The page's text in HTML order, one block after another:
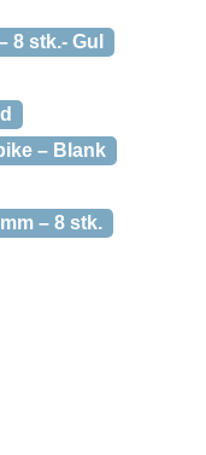
8 stk.- Gul
– Blank
– 8 stk.